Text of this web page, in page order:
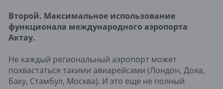
Второй. Максимальное использование
функционала международного аэропорта
Актау.
Не каждый региональный аэропорт может
похвастаться такими авиарейсами (Лондон, Доха,
Баку, Стамбул, Москва). И это еще не полный